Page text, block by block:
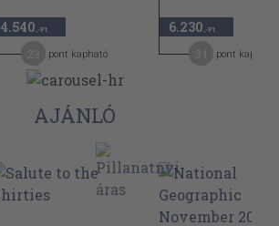
4.540 ,-Ft
pont kapható
6.230 ,-Ft
pont kapható
AJÁNLÓ